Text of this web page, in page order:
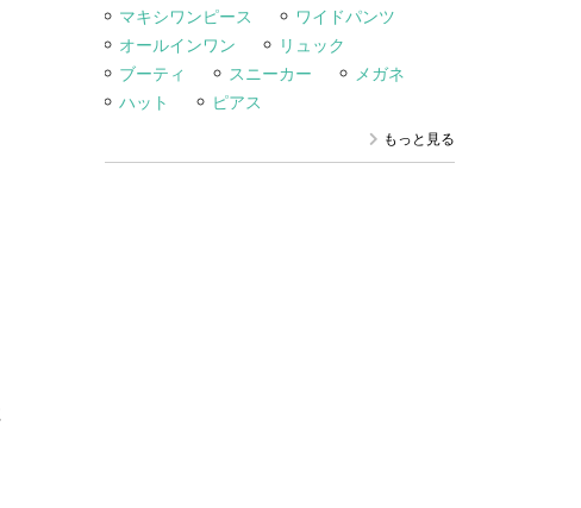
マキシワンピース
ワイドパンツ
オールインワン
リュック
ブーティ
スニーカー
メガネ
ハット
ピアス
もっと見る